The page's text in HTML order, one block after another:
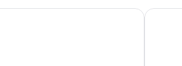
en la propiedad, estacionamiento para
Airport